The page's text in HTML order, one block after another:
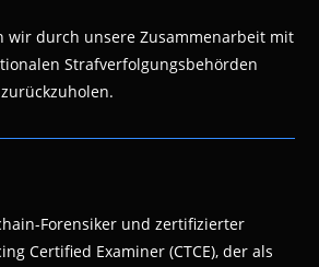
wir durch unsere Zusammenarbeit mit
Strafverfolgungsbehörden
Forensiker und zertifizierter
Certified Examiner (CTCE), der als